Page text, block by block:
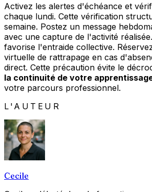
Activez les alertes d'échéance et
chaque lundi. Cette vérification
semaine. Postez un message
avec une capture de l'activité
favorise l'entraide collective.
virtuelle de rattrapage en cas
direct. Cette précaution évite le
la continuité de votre
votre parcours professionnel.
L'AUTEUR
Cecile